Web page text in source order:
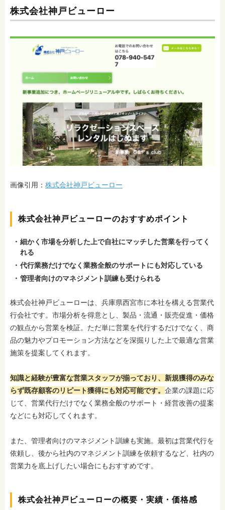
株式会社神戸ビューロー
画像引用： 株式会社神戸ビューロー
株式会社神戸ビューローのおすすめポイント
細かく市場を分析した上で自社にマッチした営業を行ってく
れる
代行業務だけでなく業務全般のサポートにも対応している
管理者向けのマネジメント訓練も受けられる
株式会社神戸ビューローは、兵庫県西宮市に本社を構える営業代
行会社です。市場分析を得意とし、製品・流通・販売促進・価格
の観点から営業を検証。ただ単に営業を代行するだけでなく、商
品の魅力やプロモーション方法などを深掘りした上で最適な営業
施策を提案してくれます。
知識と経験が豊富な営業スタッフが揃っており、新規獲得のみな
らず既存顧客のリピート獲得にも対応可能です。 企業の課題に応
じて、営業代行だけでなく業務全般のサポート・経営改善の提案
などにも対応してくれます。
また、管理者向けのマネジメント訓練も実施。最初は営業代行を
依頼し、後から社内のマネジメント訓練を依頼するなど、社内の
営業力を底上げしたい場合にもおすすめです。
株式会社神戸ビューローの概要・実績・価格感